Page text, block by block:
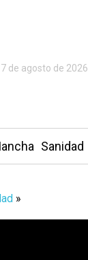
de agosto de 2026
Sanidad
»